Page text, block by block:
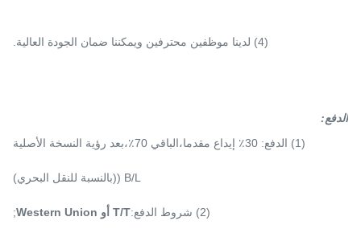
(4) لدينا موظفين محترفين ويمكننا ضمان الجودة العالية.
الدفع:
(1) الدفع: 30٪ إيداع مقدما،الباقي 70٪،بعد رؤية النسخة الأصلية
B/L ((بالنسبة للنقل البحري)
(2) شروط الدفع: T/T أو Western Union ;